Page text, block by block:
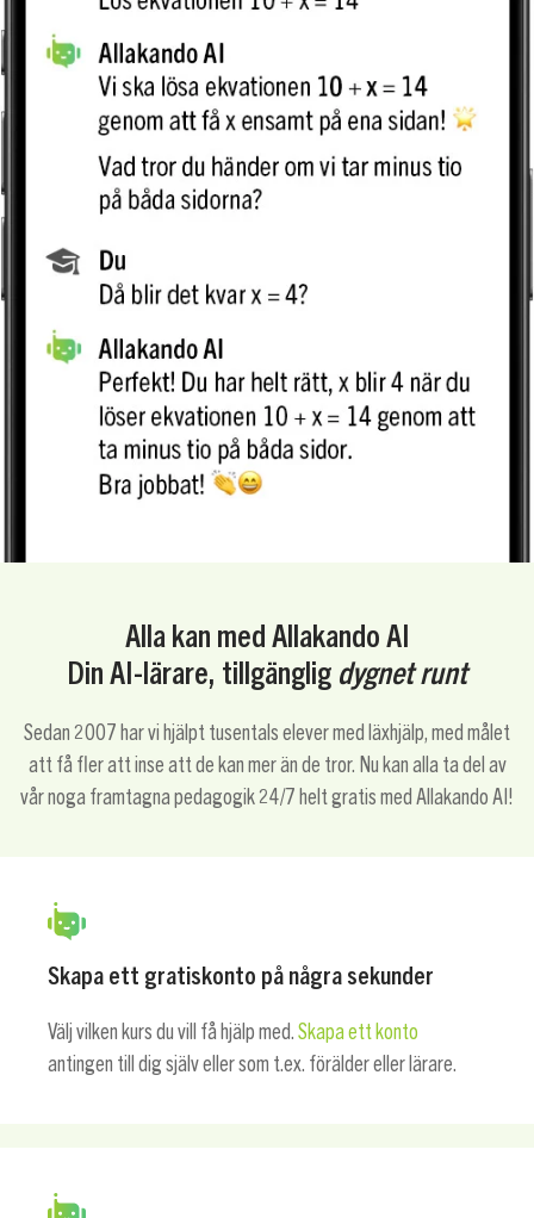
Alla kan med Allakando AI
Din AI-lärare, tillgänglig dygnet runt
Sedan 2007 har vi hjälpt tusentals elever med läxhjälp, med målet
att få fler att inse att de kan mer än de tror. Nu kan alla ta del av
vår noga framtagna pedagogik 24/7 helt gratis med Allakando AI!
Skapa ett gratiskonto på några sekunder
Välj vilken kurs du vill få hjälp med. Skapa ett konto
antingen till dig själv eller som t.ex. förälder eller lärare.